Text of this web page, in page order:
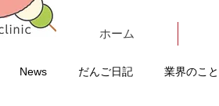
ホーム
News だんご日記 業界のこと